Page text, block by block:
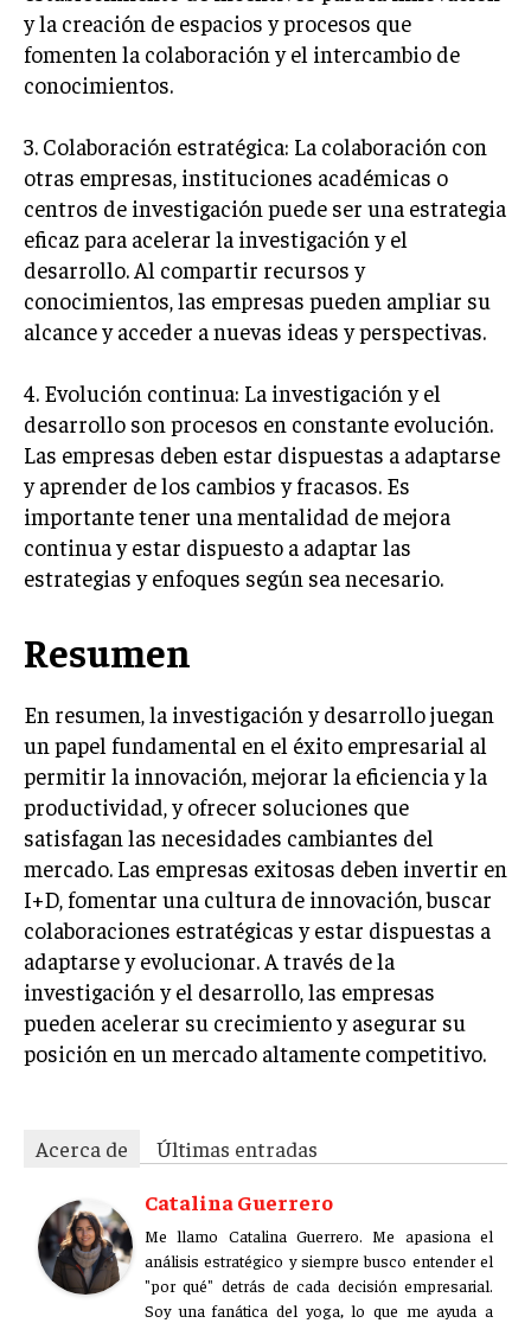
ÉTICA EMPRESARIAL Y RESPONSABILIDAD
SOCIAL
BLOG
Acerca de Últimas entradas
Catalina Guerrero
Me llamo Catalina Guerrero. Me apasiona el análisis
estratégico y siempre busco entender el "por qué"
detrás de cada decisión empresarial. Soy una
enfoque equilibrado en mi trabajo.
Aparece en periódicos digitales y domina los buscadores,
Infórmate aquí.
y la creación de espacios y procesos que
fomenten la colaboración y el intercambio de
conocimientos.
3. Colaboración estratégica: La colaboración con
otras empresas, instituciones académicas o
centros de investigación puede ser una estrategia
eficaz para acelerar la investigación y el
desarrollo. Al compartir recursos y
conocimientos, las empresas pueden ampliar su
alcance y acceder a nuevas ideas y perspectivas.
4. Evolución continua: La investigación y el
desarrollo son procesos en constante evolución.
Las empresas deben estar dispuestas a adaptarse
y aprender de los cambios y fracasos. Es
importante tener una mentalidad de mejora
continua y estar dispuesto a adaptar las
estrategias y enfoques según sea necesario.
Resumen
En resumen, la investigación y desarrollo juegan
un papel fundamental en el éxito empresarial al
permitir la innovación, mejorar la eficiencia y la
productividad, y ofrecer soluciones que
satisfagan las necesidades cambiantes del
mercado. Las empresas exitosas deben invertir en
I+D, fomentar una cultura de innovación, buscar
colaboraciones estratégicas y estar dispuestas a
adaptarse y evolucionar. A través de la
investigación y el desarrollo, las empresas
pueden acelerar su crecimiento y asegurar su
posición en un mercado altamente competitivo.
Acerca de
Últimas entradas
Catalina Guerrero
Me llamo Catalina Guerrero. Me apasiona el
análisis estratégico y siempre busco entender el
"por qué" detrás de cada decisión empresarial.
Soy una fanática del yoga, lo que me ayuda a